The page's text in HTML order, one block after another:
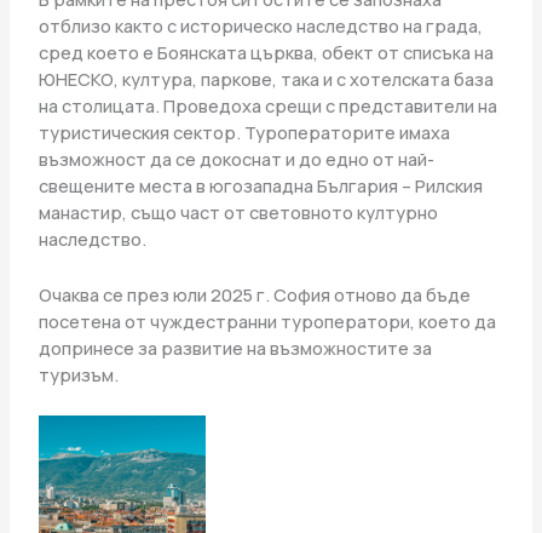
отблизо както с историческо наследство на града,
сред което е Боянската църква, обект от списъка на
ЮНЕСКО, култура, паркове, така и с хотелската база
на столицата. Проведоха срещи с представители на
туристическия сектор. Туроператорите имаха
възможност да се докоснат и до едно от най-
свещените места в югозападна България – Рилския
манастир, също част от световното културно
наследство.
Очаква се през юли 2025 г. София отново да бъде
посетена от чуждестранни туроператори, което да
допринесе за развитие на възможностите за
туризъм.